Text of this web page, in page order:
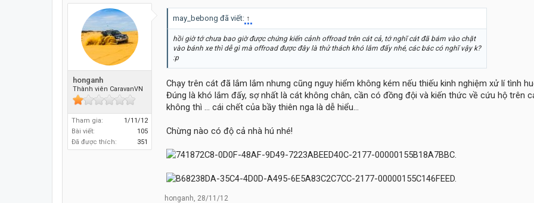
honganh
Thành viên CaravanVN
Tham gia:
1/11/12
Bài viết:
105
Đã được thích:
351
may_bebong đã viết: ↑
hồi giờ tớ chưa bao giờ được chứng kiến cảnh offroad trên cát cả, tớ nghĩ cát đã bám vào chặt
vào bánh xe thì dễ gì mà offroad được đây là thử thách khó lắm đấy nhé, các bác có nghĩ vậy k?
:p
Chạy trên cát đã lắm lắm nhưng cũng nguy hiểm không kém nếu thiếu kinh nghiệm xử lí tình
Đúng là khó lắm đấy, sợ nhất là cát không chân, cần có đồng đội và kiến thức về cứu hộ trên
không thì ... cái chết của bầy thiên nga là dễ hiểu...
Chừng nào có độ cả nhà hú nhé!
honganh 28/11/12